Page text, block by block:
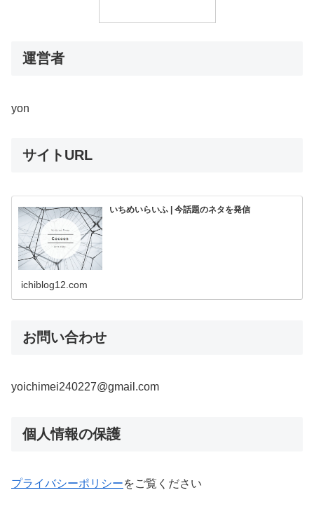
運営者
yon
サイトURL
いちめいらいふ | 今話題のネタを発信
ichiblog12.com
お問い合わせ
yoichimei240227@gmail.com
個人情報の保護
プライバシーポリシーをご覧ください